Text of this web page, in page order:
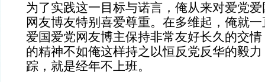
为了实践这一目标与诺言，俺从来对爱党
网友博友特别喜爱尊重。在多维起，俺就
爱国爱党网友博主保持非常友好长久的交
的精神不如俺这样持之以恒反党反华的毅
踪，就是经年不上班。